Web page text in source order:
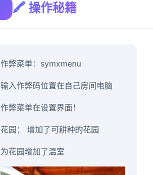
🖍️ 操作秘籍
作弊菜单：symxmenu
输入作弊码位置在自己房间电脑
作弊菜单在设置界面！
花园： 增加了可耕种的花园
为花园增加了温室